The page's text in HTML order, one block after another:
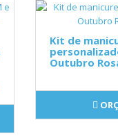
Kit de
Outubro